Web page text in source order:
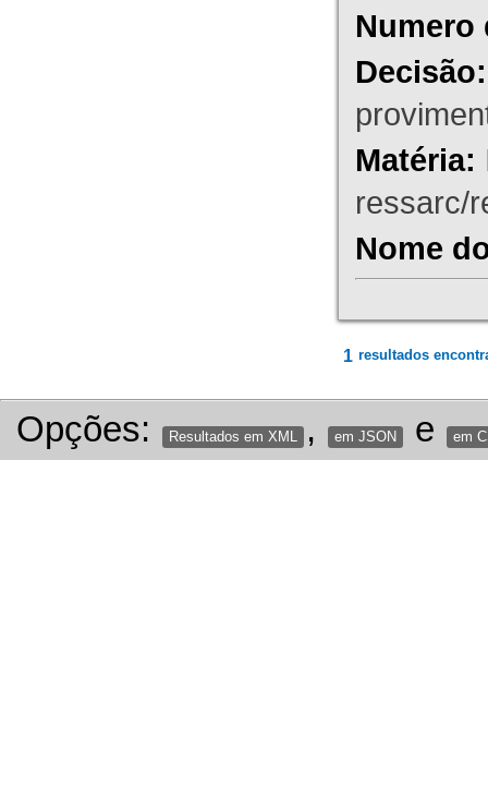
Numero
Decisão:
Matéria:
ressarc/
Nome
1 resultados
Opções: Resultados em XML , em JSON e em